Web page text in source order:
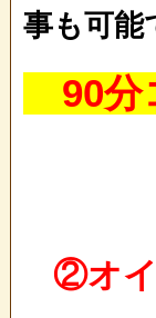
事も可能
90分
②オ